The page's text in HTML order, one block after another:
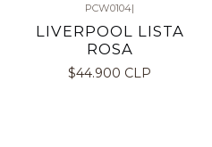
PCW0104|
LIVERPOOL LISTA
ROSA
$44.900 CLP